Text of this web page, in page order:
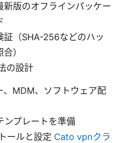
新版のオフラインパッケー
証（SHA-256などのハッ
）
の設計
、MDM、ソフトウェア配
ンプレートを準備
ールと設定 Cato vpnクラ